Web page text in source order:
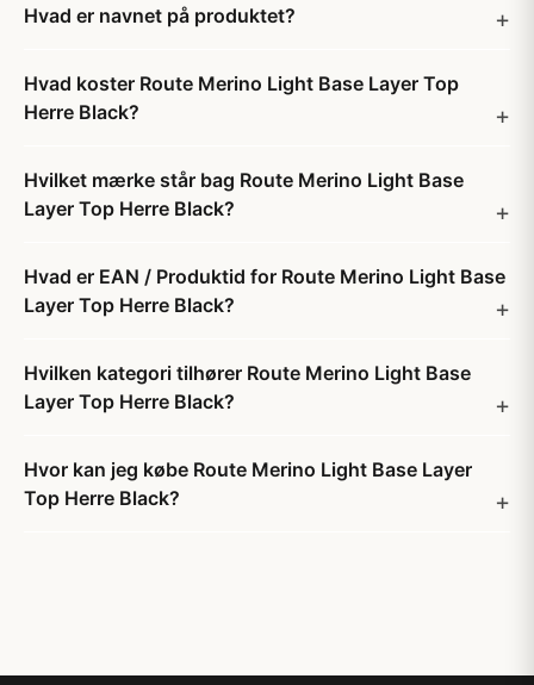
Hvad er navnet på produktet?
Hvad koster Route Merino Light Base Layer Top
Herre Black?
Hvilket mærke står bag Route Merino Light Base
Layer Top Herre Black?
Hvad er EAN / Produktid for Route Merino Light Base
Layer Top Herre Black?
Hvilken kategori tilhører Route Merino Light Base
Layer Top Herre Black?
Hvor kan jeg købe Route Merino Light Base Layer
Top Herre Black?